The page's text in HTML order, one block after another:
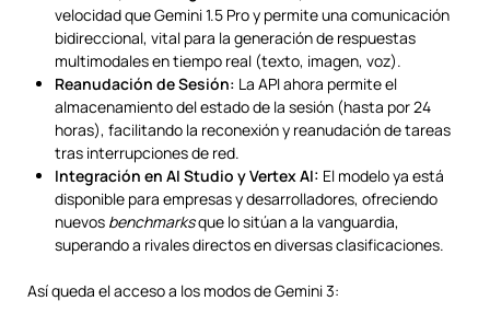
velocidad que Gemini 1.5 Pro y permite una comunicación
bidireccional, vital para la generación de respuestas
multimodales en tiempo real (texto, imagen, voz).
Reanudación de Sesión: La API ahora permite el
almacenamiento del estado de la sesión (hasta por 24
horas), facilitando la reconexión y reanudación de tareas
tras interrupciones de red.
Integración en AI Studio y Vertex AI: El modelo ya está
disponible para empresas y desarrolladores, ofreciendo
nuevos benchmarksque lo sitúan a la vanguardia,
superando a rivales directos en diversas clasificaciones.
Así queda el acceso a los modos de Gemini 3: